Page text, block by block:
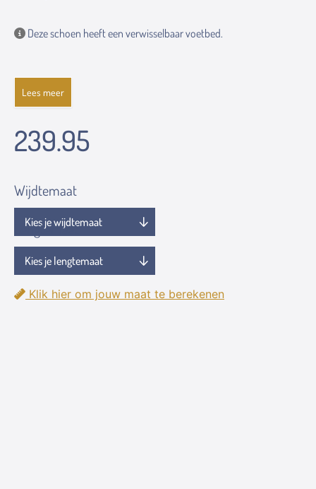
Deze schoen heeft een verwisselbaar voetbed.
Lees meer
239.95
Wijdtemaat
Lengtemaat
Klik hier om jouw maat te berekenen